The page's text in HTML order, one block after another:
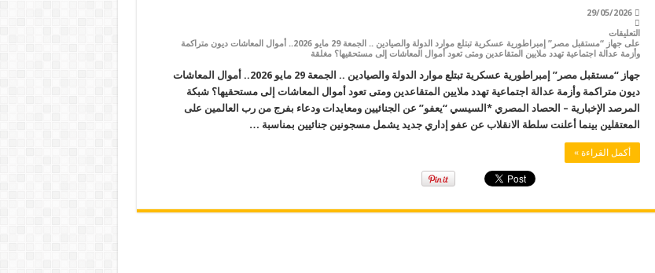
29/05/2026
التعليقات
على جهاز “مستقبل مصر” إمبراطورية عسكرية تبتلع موارد الدولة والصيادين .. الجمعة 29 مايو 2026.. أموال المعاشات ديون متراكمة
وأزمة عدالة اجتماعية تهدد ملايين المتقاعدين ومتى تعود أموال المعاشات إلى مستحقيها؟ مغلقة
جهاز “مستقبل مصر” إمبراطورية عسكرية تبتلع موارد الدولة والصيادين .. الجمعة 29 مايو 2026.. أموال المعاشات
ديون متراكمة وأزمة عدالة اجتماعية تهدد ملايين المتقاعدين ومتى تعود أموال المعاشات إلى مستحقيها؟ شبكة
المرصد الإخبارية – الحصاد المصري *السيسي “يعفو” عن الجنائيين ومعايدات ودعاء بفرج من رب العالمين على
المعتقلين بينما أعلنت سلطة الانقلاب عن عفو إداري جديد يشمل مسجونين جنائيين بمناسبة …
أكمل القراءة »